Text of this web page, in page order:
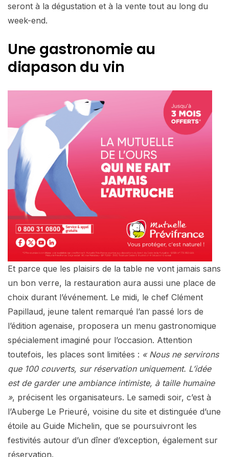
seront à la dégustation et à la vente tout au long du
week-end.
Une gastronomie au
diapason du vin
Et parce que les plaisirs de la table ne vont jamais sans
un bon verre, la restauration aura aussi une place de
choix durant l’événement. Le midi, le chef Clément
Papillaud, jeune talent remarqué l’an passé lors de
l’édition agenaise, proposera un menu gastronomique
spécialement imaginé pour l’occasion. Attention
toutefois, les places sont limitées : « Nous ne servirons
que 100 couverts, sur réservation uniquement. L’idée
est de garder une ambiance intimiste, à taille humaine
», précisent les organisateurs. Le samedi soir, c’est à
l’Auberge Le Prieuré, voisine du site et distinguée d’une
étoile au Guide Michelin, que se poursuivront les
festivités autour d’un dîner d’exception, également sur
réservation.